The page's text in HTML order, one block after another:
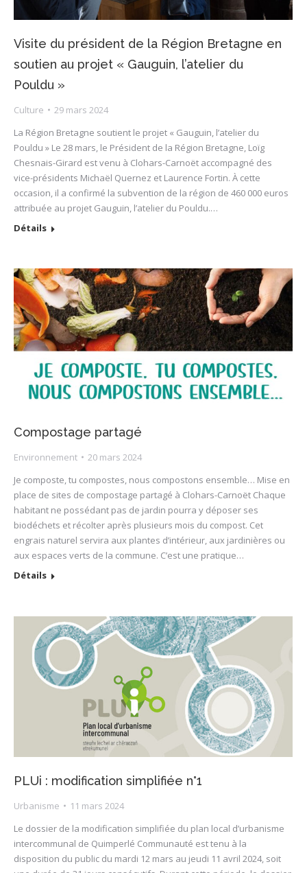
Visite du président de la Région Bretagne en
soutien au projet « Gauguin, l’atelier du
Pouldu »
Culture
29 mars 2024
La Région Bretagne soutient le projet « Gauguin, l’atelier du
Pouldu » Le 28 mars, le Président de la Région Bretagne, Loïg
Chesnais-Girard est venu à Clohars-Carnoët accompagné des
vice-présidents Michaël Quernez et Laurence Fortin. À cette
occasion, il a confirmé la subvention de la région de 460 000 euros
attribuée au projet Gauguin, l’atelier du Pouldu.…
Détails
Compostage partagé
Environnement
20 mars 2024
Je composte, tu compostes, nous compostons ensemble… Mise en
place de sites de compostage partagé à Clohars-Carnoët Chaque
habitant ne possédant pas de jardin pourra y déposer ses
biodéchets et récolter après plusieurs mois du compost. Cet
engrais naturel servira aux plantes d’intérieur, aux jardinières ou
aux espaces verts de la commune. C’est une pratique…
Détails
PLUi : modification simplifiée n°1
Urbanisme
11 mars 2024
Le dossier de la modification simplifiée du plan local d’urbanisme
intercommunal de Quimperlé Communauté est tenu à la
disposition du public du mardi 12 mars au jeudi 11 avril 2024, soit